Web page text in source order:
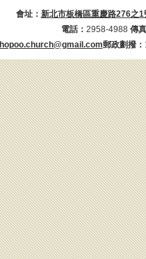
會址： 新北市板橋區重慶路276之1
電話： 2958-4988 傳
hopoo.church@gmail.com郵政劃撥：